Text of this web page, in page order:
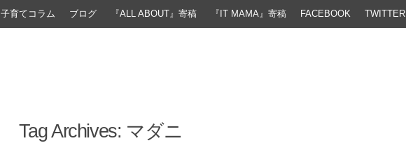
子育てコラム ブログ 『ALL ABOUT』寄稿 『IT MAMA』寄稿 FACEBOOK TWITTER
Tag Archives: マダニ